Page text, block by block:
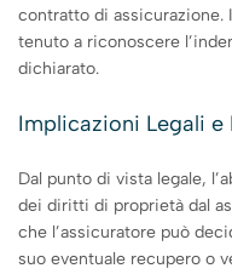
contratto di assicurazione.
tenuto a riconoscere
dichiarato.
Implicazioni Legali e
Dal punto di vista legale,
dei diritti di proprietà dal
che l’assicuratore può
suo eventuale recupero o